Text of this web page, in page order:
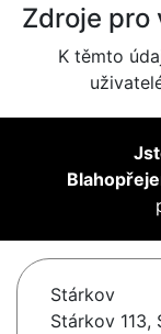
Zdroje pro
K těmto
Stárkov
Stárkov 113,